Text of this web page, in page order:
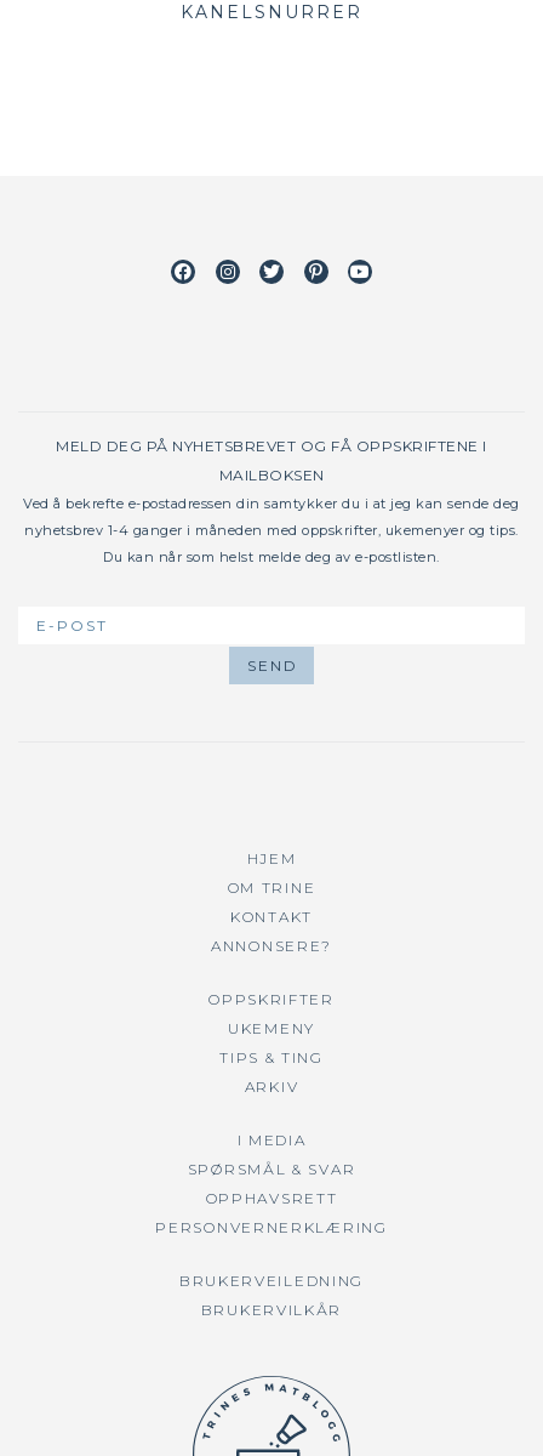
KANELSNURRER
FacebookInstagram
TwitterPinterestYoutube
MELD DEG PÅ NYHETSBREVET OG FÅ OPPSKRIFTENE I
MAILBOKSEN
Ved å bekrefte e-postadressen din samtykker du i at jeg kan sende deg
nyhetsbrev 1-4 ganger i måneden med oppskrifter, ukemenyer og tips.
Du kan når som helst melde deg av e-postlisten.
HJEM
OM TRINE
KONTAKT
ANNONSERE?
OPPSKRIFTER
UKEMENY
TIPS & TING
ARKIV
I MEDIA
SPØRSMÅL & SVAR
OPPHAVSRETT
PERSONVERNERKLÆRING
BRUKERVEILEDNING
BRUKERVILKÅR